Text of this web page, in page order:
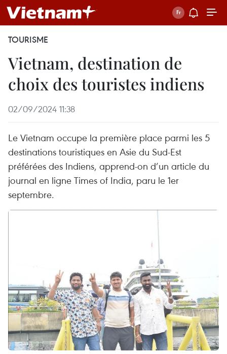
TOURISME
Vietnam, destination de
choix des touristes indiens
02/09/2024 11:38
Le Vietnam occupe la première place parmi les 5
destinations touristiques en Asie du Sud-Est
préférées des Indiens, apprend-on d’un article du
journal en ligne Times of India, paru le 1er
septembre.